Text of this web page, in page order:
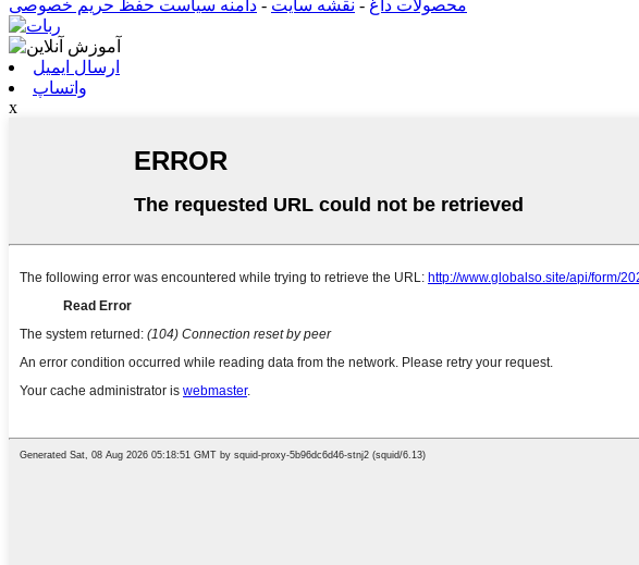
محصولات داغ - نقشه سایت - دامنه سیاست حفظ حریم خصوصی
ارسال ایمیل
واتساپ
x